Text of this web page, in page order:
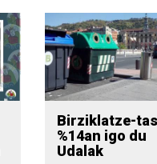
Birziklatze-
%14an igo du
Udalak